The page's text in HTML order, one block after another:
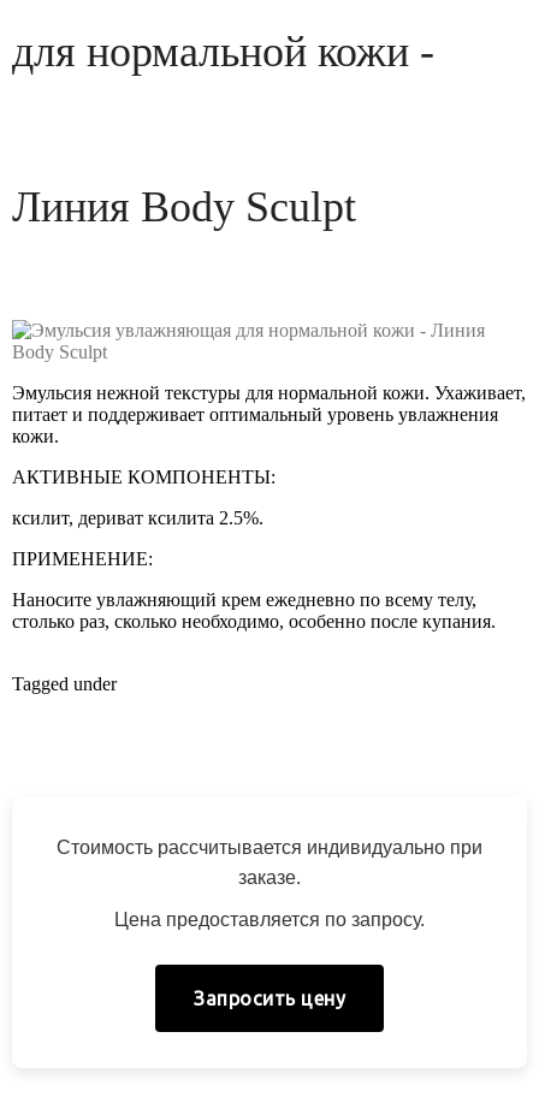
для нормальной кожи -
Линия Body Sculpt
Эмульсия нежной текстуры для нормальной кожи. Ухаживает,
питает и поддерживает оптимальный уровень увлажнения
кожи.
АКТИВНЫЕ КОМПОНЕНТЫ:
ксилит, дериват ксилита 2.5%.
ПРИМЕНЕНИЕ:
Наносите увлажняющий крем ежедневно по всему телу,
столько раз, сколько необходимо, особенно после купания.
Tagged under
Стоимость рассчитывается индивидуально при
заказе.
Цена предоставляется по запросу.
Запросить цену